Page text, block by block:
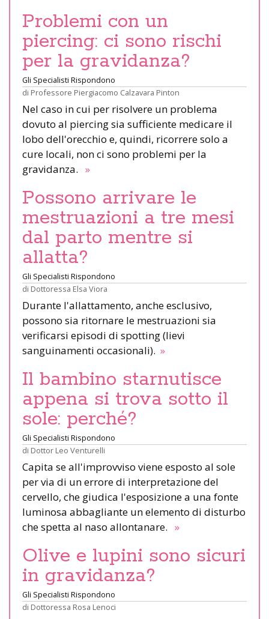
Problemi con un
piercing: ci sono rischi
per la gravidanza?
Gli Specialisti Rispondono
di Professore Piergiacomo Calzavara Pinton
Nel caso in cui per risolvere un problema
dovuto al piercing sia sufficiente medicare il
lobo dell'orecchio e, quindi, ricorrere solo a
cure locali, non ci sono problemi per la
gravidanza. »
Possono arrivare le
mestruazioni a tre mesi
dal parto mentre si
allatta?
Gli Specialisti Rispondono
di Dottoressa Elsa Viora
Durante l'allattamento, anche esclusivo,
possono sia ritornare le mestruazioni sia
verificarsi episodi di spotting (lievi
sanguinamenti occasionali). »
Il bambino starnutisce
appena si trova sotto il
sole: perché?
Gli Specialisti Rispondono
di Dottor Leo Venturelli
Capita se all'improvviso viene esposto al sole
per via di un errore di interpretazione del
cervello, che giudica l'esposizione a una fonte
luminosa abbagliante un elemento di disturbo
che spetta al naso allontanare. »
Olive e lupini sono sicuri
in gravidanza?
Gli Specialisti Rispondono
di Dottoressa Rosa Lenoci